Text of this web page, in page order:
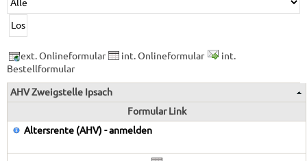
ext. Onlineformular int. Onlineformular
int.
Bestellformular
AHV Zweigstelle Ipsach
Formular Link
Altersrente (AHV) - anmelden